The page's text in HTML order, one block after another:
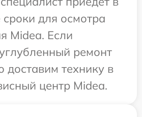
для осмотра
Midea. Если
ремонт
доставим технику в
центр Midea.